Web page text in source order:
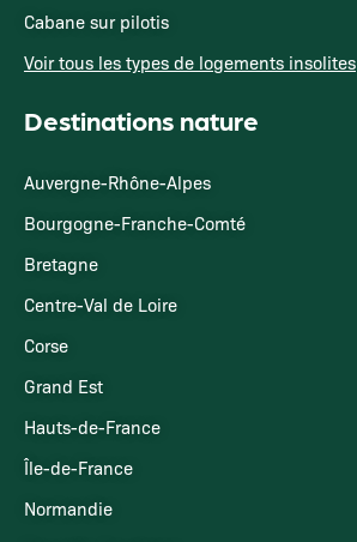
Cabane sur pilotis
Voir tous les types de logements insolites
Destinations nature
Auvergne-Rhône-Alpes
Bourgogne-Franche-Comté
Bretagne
Centre-Val de Loire
Corse
Grand Est
Hauts-de-France
Île-de-France
Normandie